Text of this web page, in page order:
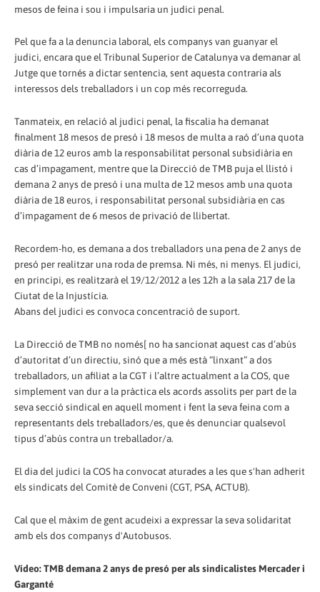
mesos de feina i sou i impulsaria un judici penal.
Pel que fa a la denuncia laboral, els companys van guanyar el
judici, encara que el Tribunal Superior de Catalunya va demanar al
Jutge que tornés a dictar sentencia, sent aquesta contraria als
interessos dels treballadors i un cop més recorreguda.
Tanmateix, en relació al judici penal, la fiscalia ha demanat
finalment 18 mesos de presó i 18 mesos de multa a raó d’una quota
diària de 12 euros amb la responsabilitat personal subsidiària en
cas d’impagament, mentre que la Direcció de TMB puja el llistó i
demana 2 anys de presó i una multa de 12 mesos amb una quota
diària de 18 euros, i responsabilitat personal subsidiària en cas
d’impagament de 6 mesos de privació de llibertat.
Recordem-ho, es demana a dos treballadors una pena de 2 anys de
presó per realitzar una roda de premsa. Ni més, ni menys. El judici,
en principi, es realitzarà el 19/12/2012 a les 12h a la sala 217 de la
Ciutat de la Injustícia.
Abans del judici es convoca concentració de suport.
La Direcció de TMB no només[ no ha sancionat aquest cas d’abús
d’autoritat d’un directiu, sinó que a més està “linxant” a dos
treballadors, un afiliat a la CGT i l’altre actualment a la COS, que
simplement van dur a la pràctica els acords assolits per part de la
seva secció sindical en aquell moment i fent la seva feina com a
representants dels treballadors/es, que és denunciar qualsevol
tipus d’abús contra un treballador/a.
El dia del judici la COS ha convocat aturades a les que s'han adherit
els sindicats del Comitè de Conveni (CGT, PSA, ACTUB).
Cal que el màxim de gent acudeixi a expressar la seva solidaritat
amb els dos companys d'Autobusos.
Vídeo: TMB demana 2 anys de presó per als sindicalistes Mercader i
Garganté